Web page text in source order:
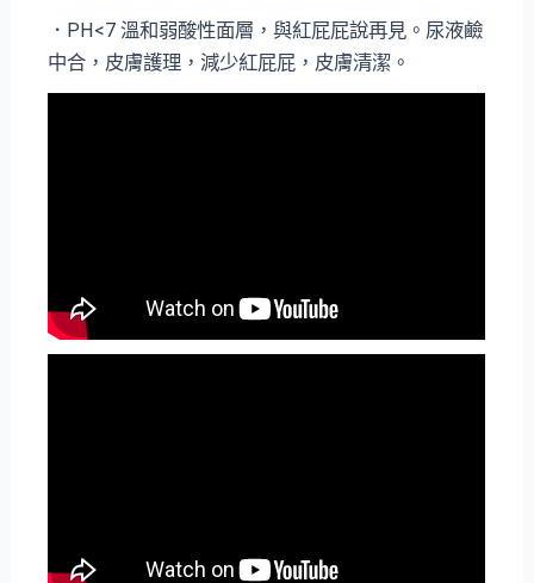
．PH<7 溫和弱酸性面層，與紅屁屁說再見。尿液鹼
中合，皮膚護理，減少紅屁屁，皮膚清潔。